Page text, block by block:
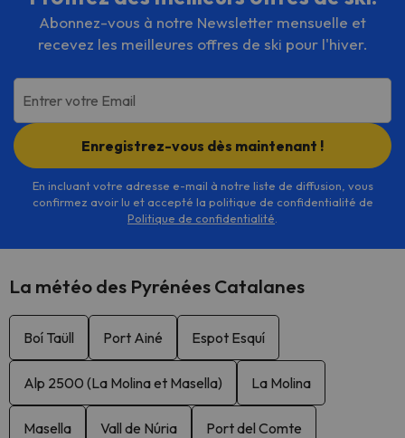
Abonnez-vous à notre Newsletter mensuelle et
recevez les meilleures offres de ski pour l'hiver.
Entrer votre Email
Enregistrez-vous dès maintenant !
En incluant votre adresse e-mail à notre liste de diffusion, vous
confirmez avoir lu et accepté la politique de confidentialité de
Politique de confidentialité
La météo des Pyrénées Catalanes
Boí Taüll Port Ainé Espot Esquí
Alp 2500 (La Molina et Masella) La Molina
Masella Vall de Núria Port del Comte